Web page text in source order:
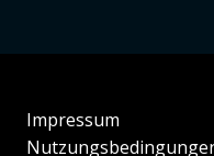
Impressum